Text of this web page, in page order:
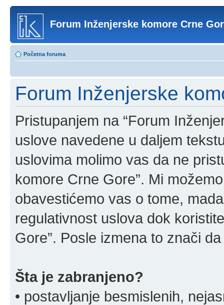
Forum Inženjerske komore Crne
Početna foruma
Forum Inženjerske
Pristupanjem na “Forum
uslove navedene u daljem
uslovima molimo vas da ne
komore Crne Gore”. Mi
obavestićemo vas o tome,
regulativnost uslova dok
Gore”. Posle izmena to znači
Šta je zabranjeno?
• postavljanje besmislenih,